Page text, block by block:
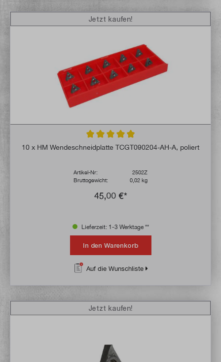
Durchschnittliche Bewertung von 4.9 von
10 x HM Wendeschneidplatte TCGT090204-AH-A, poliert
Artikel-Nr:
2502Z
Bruttogewicht:
0,02 kg
45,00 €*
Jetzt kaufen!
Lieferzeit: 1-3 Werktage **
In den Warenkorb
Auf die Wunschliste
Jetzt kaufen!